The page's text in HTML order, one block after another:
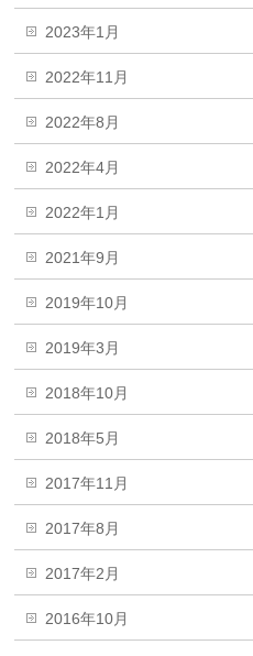
2023年1月
2022年11月
2022年8月
2022年4月
2022年1月
2021年9月
2019年10月
2019年3月
2018年10月
2018年5月
2017年11月
2017年8月
2017年2月
2016年10月